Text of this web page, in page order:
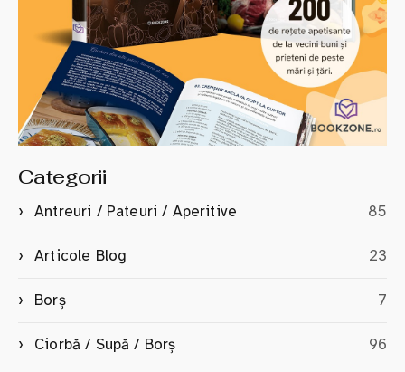
Categorii
Antreuri / Pateuri / Aperitive 85
Articole Blog 23
Borș 7
Ciorbă / Supă / Borș 96